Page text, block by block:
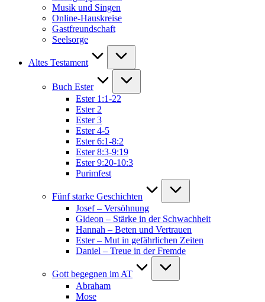
Musik und Singen
Online-Hauskreise
Gastfreundschaft
Seelsorge
Altes Testament
Buch Ester
Ester 1:1-22
Ester 2
Ester 3
Ester 4-5
Ester 6:1-8:2
Ester 8:3-9:19
Ester 9:20-10:3
Purimfest
Fünf starke Geschichten
Josef – Versöhnung
Gideon – Stärke in der Schwachheit
Hannah – Beten und Vertrauen
Ester – Mut in gefährlichen Zeiten
Daniel – Treue in der Fremde
Gott begegnen im AT
Abraham
Mose